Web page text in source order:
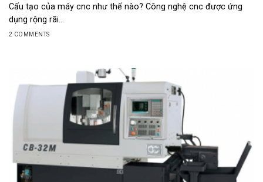
Cấu tạo của máy cnc như thế nào? Công nghệ cnc được ứng
dụng rộng rãi...
2 COMMENTS